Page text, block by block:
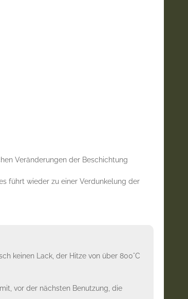
Veränderungen der Beschichtung
führt wieder zu einer Verdunkelung der
keinen Lack, der Hitze von über 800°C
vor der nächsten Benutzung, die